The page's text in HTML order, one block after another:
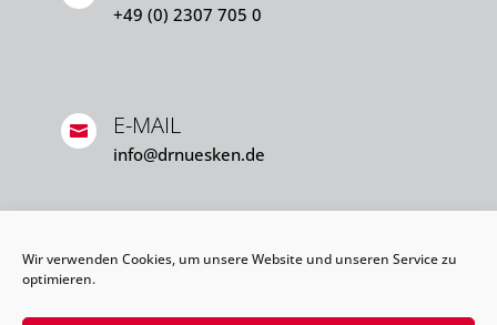
Wir verwenden Cookies, um unsere Website und unseren Service zu
optimieren.
+49 (0) 2307 705 0
 E-MAIL
info@drnuesken.de